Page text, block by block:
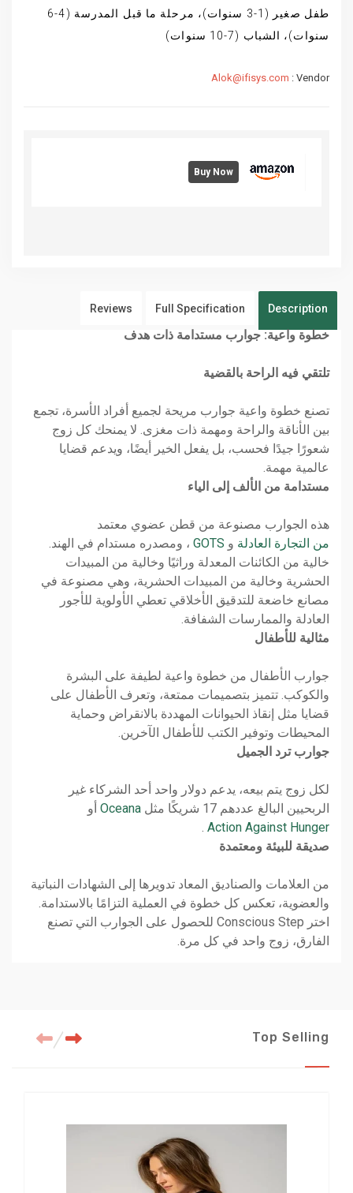
طفل صغير (1-3 سنوات)، مرحلة ما قبل المدرسة (4-6
سنوات)، الشباب (7-10 سنوات)
Vendor :
Alok@ifisys.com
Buy Now
Description
Full Specification
Reviews
خطوة واعية: جوارب مستدامة ذات هدف
تلتقي فيه الراحة بالقضية
تصنع خطوة واعية جوارب مريحة لجميع أفراد الأسرة، تجمع
بين الأناقة والراحة ومهمة ذات مغزى. لا يمنحك كل زوج
شعورًا جيدًا فحسب، بل يفعل الخير أيضًا، ويدعم قضايا
عالمية مهمة.
مستدامة من الألف إلى الياء
هذه الجوارب مصنوعة من قطن عضوي معتمد
من التجارة العادلة و GOTS ، ومصدره مستدام في الهند.
خالية من الكائنات المعدلة وراثيًا وخالية من المبيدات
الحشرية وخالية من المبيدات الحشرية، وهي مصنوعة في
مصانع خاضعة للتدقيق الأخلاقي تعطي الأولوية للأجور
العادلة والممارسات الشفافة.
مثالية للأطفال
جوارب الأطفال من خطوة واعية لطيفة على البشرة
والكوكب. تتميز بتصميمات ممتعة، وتعرف الأطفال على
قضايا مثل إنقاذ الحيوانات المهددة بالانقراض وحماية
المحيطات وتوفير الكتب للأطفال الآخرين.
جوارب ترد الجميل
لكل زوج يتم بيعه، يدعم دولار واحد أحد الشركاء غير
الربحيين البالغ عددهم 17 شريكًا مثل
Oceana أو
Action Against Hunger
صديقة للبيئة ومعتمدة
من العلامات والصناديق المعاد تدويرها إلى الشهادات النباتية
والعضوية، تعكس كل خطوة في العملية التزامًا بالاستدامة.
اختر Conscious Step للحصول على الجوارب التي تصنع
الفارق، زوج واحد في كل مرة.
Top Selling